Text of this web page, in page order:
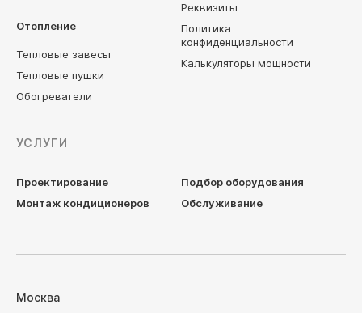
Отопление
Тепловые завесы
Тепловые пушки
Обогреватели
Реквизиты
Политика
конфиденциальности
Калькуляторы мощности
УСЛУГИ
Проектирование
Подбор оборудования
Монтаж кондиционеров
Обслуживание
Москва